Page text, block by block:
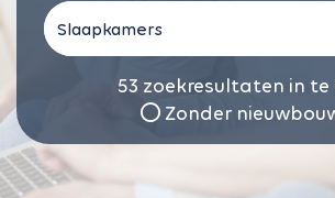
Slaapkamers
53 zoekresultaten in te
Zonder